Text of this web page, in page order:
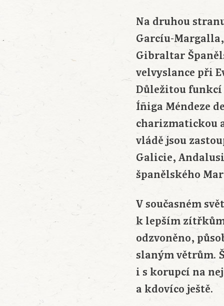
Na druhou
Garcíu-
Gibraltar
velvyslance při
Důležitou
Íñiga Méndeze
charizmatickou
vládě jsou
Galicie,
španělského
V současném
k lepším
odzvoněno,
slaným větrům.
i s korupcí na
a kdovíco ještě.